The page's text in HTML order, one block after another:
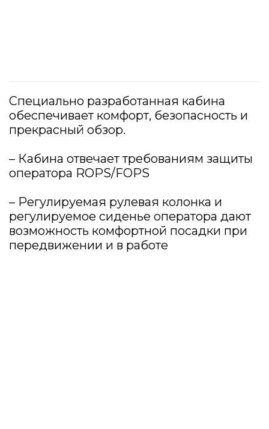
Специально разработанная кабина
обеспечивает комфорт, безопасность и
прекрасный обзор.
– Кабина отвечает требованиям защиты
оператора ROPS/FOPS
– Регулируемая рулевая колонка и
регулируемое сиденье оператора дают
возможность комфортной посадки при
передвижении и в работе